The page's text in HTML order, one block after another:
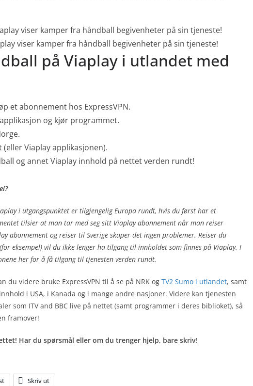
viser kamper fra håndball begivenheter på sin tjeneste!
på Viaplay i utlandet med
et abonnement hos ExpressVPN.
og kjør programmet.
Viaplay applikasjonen).
og annet Viaplay innhold på nettet verden rundt!
i utgangspunktet er tilgjengelig Europa rundt, hvis du først har et
tilsier at man tar med seg sitt Viaplay abonnement når man reiser
abonnement og reiser til Sverige skaper det ingen problemer. Reiser du
eksempel) vil du ikke lenger ha tilgang til innholdet som finnes på Viaplay. I
her for å få tilgang til tjenesten verden rundt.
du videre bruke ExpressVPN til å se på NRK og TV2 Sumo i utlandet, samt
i USA, i Kanada og i mange andre nasjoner. Videre kan tjenesten
som ITV and BBC live på nettet (samt programmer i deres biblioket), så
framover!
Har du spørsmål eller om du trenger hjelp, bare skriv!
Skriv ut